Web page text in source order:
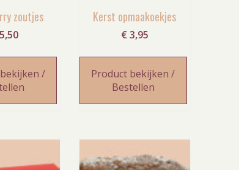
zoutjes
5,50
/
Kerst opmaakoekjes
€ 3,95
Product bekijken /
Bestellen